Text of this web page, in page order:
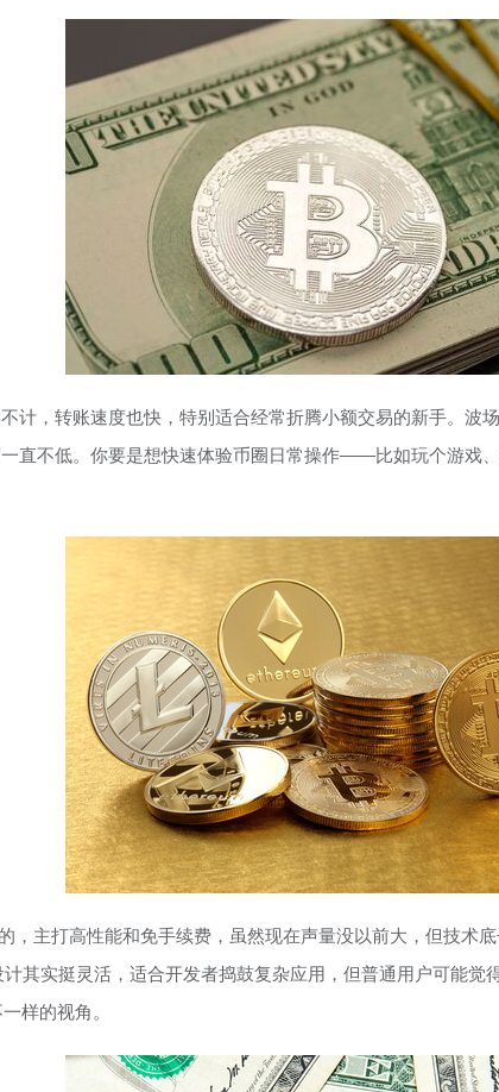
计，转账速度也快，特别适合经常折腾小额交易的新手。波
直不低。你要是想快速体验币圈日常操作——比如玩个游戏
，主打高性能和免手续费，虽然现在声量没以前大，但技术
其实挺灵活，适合开发者捣鼓复杂应用，但普通用户可能
样的视角。